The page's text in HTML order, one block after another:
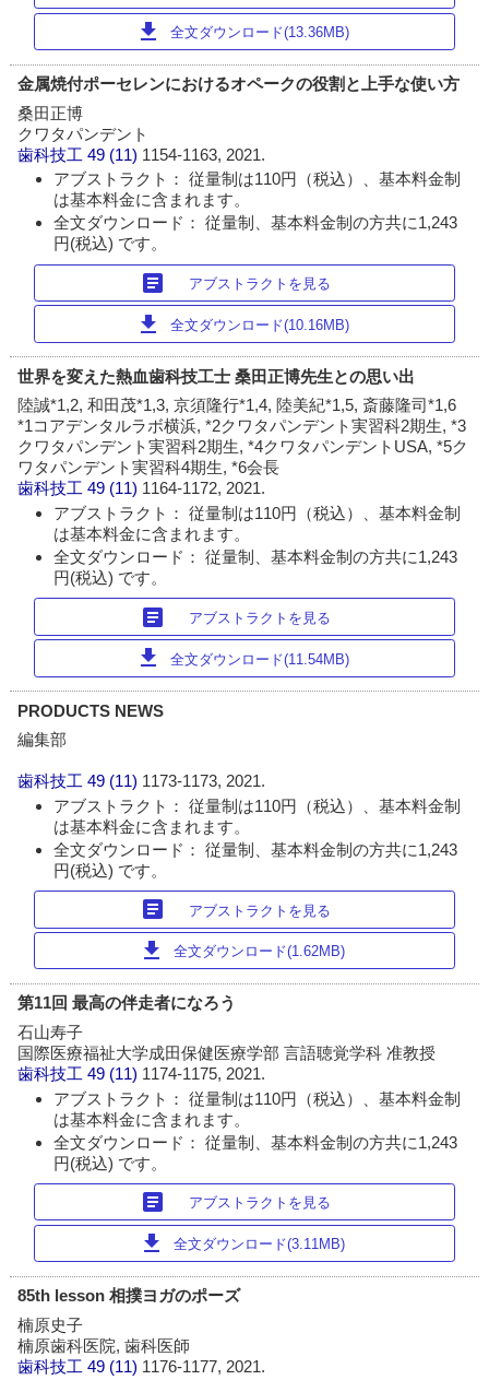
download
全文ダウンロード(13.36MB)
金属焼付ポーセレンにおけるオペークの役割と上手な使い方
桑田正博
クワタパンデント
歯科技工 49 (11) 1154-1163, 2021.
アブストラクト： 従量制は110円（税込）、基本料金制
は基本料金に含まれます。
全文ダウンロード： 従量制、基本料金制の方共に1,243
円(税込) です。
article アブストラクトを見る
download 全文ダウンロード(10.16MB)
世界を変えた熱血歯科技工士 桑田正博先生との思い出
陸誠*1,2, 和田茂*1,3, 京須隆行*1,4, 陸美紀*1,5, 斎藤隆司*1,6
*1コアデンタルラボ横浜, *2クワタパンデント実習科2期生, *3
クワタパンデント実習科2期生, *4クワタパンデントUSA, *5ク
ワタパンデント実習科4期生, *6会長
歯科技工 49 (11) 1164-1172, 2021.
アブストラクト： 従量制は110円（税込）、基本料金制
は基本料金に含まれます。
全文ダウンロード： 従量制、基本料金制の方共に1,243
円(税込) です。
article アブストラクトを見る
download 全文ダウンロード(11.54MB)
PRODUCTS NEWS
編集部
歯科技工 49 (11) 1173-1173, 2021.
アブストラクト： 従量制は110円（税込）、基本料金制
は基本料金に含まれます。
全文ダウンロード： 従量制、基本料金制の方共に1,243
円(税込) です。
article アブストラクトを見る
download 全文ダウンロード(1.62MB)
第11回 最高の伴走者になろう
石山寿子
国際医療福祉大学成田保健医療学部 言語聴覚学科 准教授
歯科技工 49 (11) 1174-1175, 2021.
アブストラクト： 従量制は110円（税込）、基本料金制
は基本料金に含まれます。
全文ダウンロード： 従量制、基本料金制の方共に1,243
円(税込) です。
article アブストラクトを見る
download 全文ダウンロード(3.11MB)
85th lesson 相撲ヨガのポーズ
楠原史子
楠原歯科医院, 歯科医師
歯科技工 49 (11) 1176-1177, 2021.